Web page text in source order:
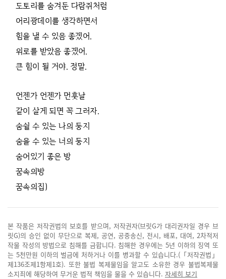
도토리를 숨겨둔 다람쥐처럼
어리광데이를 생각하면서
힘을 낼 수 있음 좋겠어.
위로를 받았음 좋겠어.
큰 힘이 될 거야. 정말.
언젠가 언젠가 먼훗날
같이 살게 되면 꼭 그러자.
숨쉴 수 있는 나의 둥지
숨을 수 있는 너의 둥지
숨어있기 좋은 방
꿈속의방
꿈속의집)
본 작품은 저작권법의 보호를 받으며, 저작권자(브릿G가 대리권자일 경우 브
릿G)의 승인 없이 무단으로 복제, 공연, 공중송신, 전시, 배포, 대여, 2차적저
작물 작성의 방법으로 침해를 금합니다. 침해한 경우에는 5년 이하의 징역 또
는 5천만원 이하의 벌금에 처하거나 이를 병과할 수 있습니다.(「저작권법」
제136조제1항제1호). 또한 불법 복제물임을 알고도 소유한 경우 불법복제물
소지죄에 해당하여 무거운 법적 책임을 물을 수 있습니다. 자세히 보기